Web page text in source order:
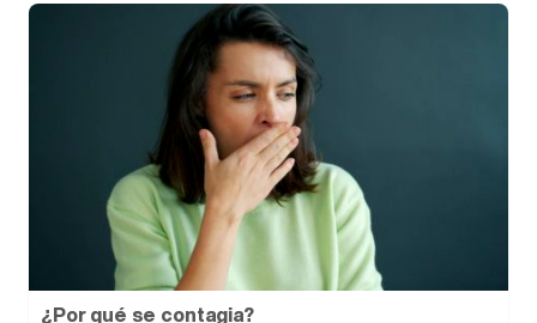
¿Por qué se contagia?